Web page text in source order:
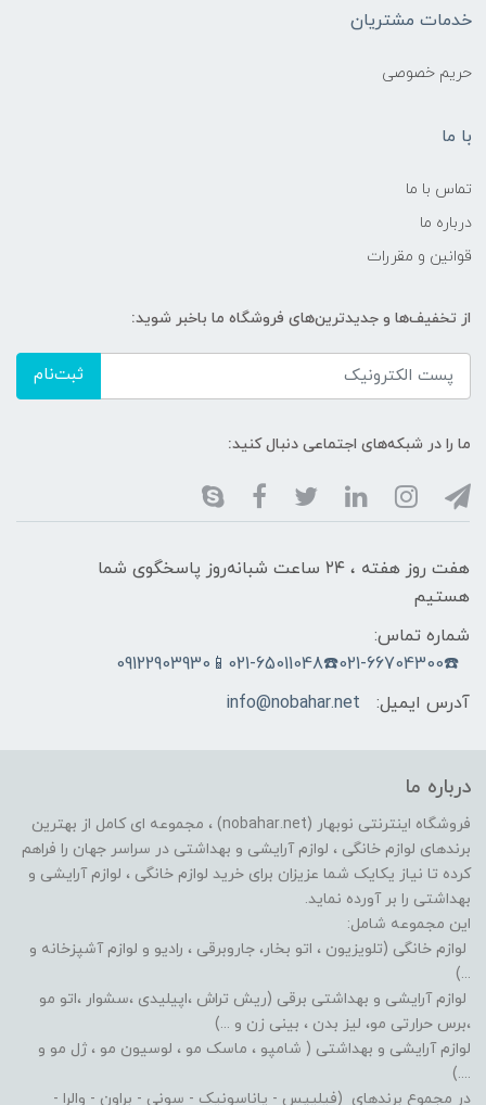
خدمات مشتریان
حریم خصوصی
با ما
تماس با ما
درباره ما
قوانین و مقررات
از تخفیف‌ها و جدیدترین‌های فروشگاه ما باخبر شوید:
ثبت‌نام
ما را در شبکه‌های اجتماعی دنبال کنید:
هفت روز هفته ، ۲۴ ساعت شبانه‌روز پاسخگوی شما
هستیم
شماره تماس:
☎️021-66704300☎️021-65011048📱09122903930
آدرس ایمیل:
info@nobahar.net
درباره ما
فروشگاه اینترنتی نوبهار (nobahar.net) ، مجموعه ای کامل از بهترین
برندهای لوازم خانگی ، لوازم آرایشی و بهداشتی در سراسر جهان را فراهم
کرده تا نیاز یکایک شما عزیزان برای خرید لوازم خانگی ، لوازم آرایشی و
بهداشتی را بر آورده نماید.
این مجموعه شامل:
لوازم خانگی (تلویزیون ، اتو بخار، جاروبرقی ، رادیو و لوازم آشپزخانه و
...)
لوازم آرایشی و بهداشتی برقی (ریش تراش ،اپیلیدی ،سشوار ،اتو مو
،برس حرارتی مو، لیز بدن ، بینی زن و ...)
لوازم آرایشی و بهداشتی ( شامپو ، ماسک مو ، لوسیون مو ، ژل مو و
....)
در مجموع برندهای (فیلیپس - پاناسونیک - سونی - براون - والرا -